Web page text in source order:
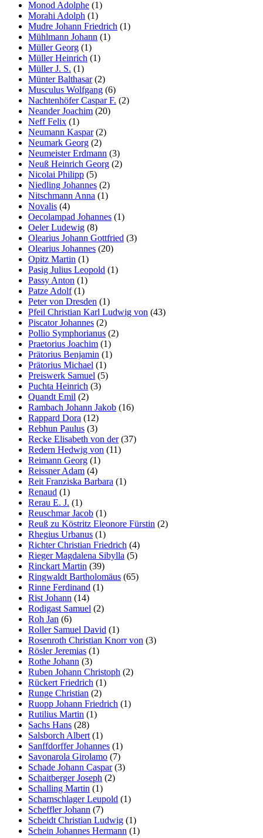
Monod Adolphe (1)
Morahi Adolph (1)
Mudre Johann Friedrich (1)
Mühlmann Johann (1)
Müller Georg (1)
Müller Heinrich (1)
Müller J. S. (1)
Münter Balthasar(2)
Musculus Wolfgang (6)
Nachtenhöfer Caspar F. (2)
Neander Joachim (20)
Neff Felix (1)
Neumann Kaspar(2)
Neumark Georg (2)
Neumeister Erdmann (3)
Neuß Heinrich Georg (2)
Nicolai Philipp (5)
Niedling Johannes (2)
Nitschmann Anna (1)
Novalis (4)
Oecolampad Johannes (1)
Oeler Ludewig (8)
Olearius Johann Gottfried (3)
Olearius Johannes (20)
Opitz Martin (1)
Pasig Julius Leopold (1)
Passy Anton (1)
Patze Adolf(1)
Peter von Dresden (1)
Pfeil Christian Karl Ludwig von (43)
Piscator Johannes (2)
Pollio Symphorianus (2)
Praetorius Joachim (1)
Prätorius Benjamin (1)
Prätorius Michael (1)
Preiswerk Samuel (5)
Puchta Heinrich (3)
Quandt Emil (2)
Rambach Johann Jakob (16)
Rappard Dora (12)
Rebhun Paulus (3)
Recke Elisabeth von der(37)
Redern Hedwig von (11)
Reimann Georg (1)
Reissner Adam (4)
Reit Franziska Barbara (1)
Renaud (1)
Rerau E. J. (1)
Reuschmar Jacob (1)
Reuß zu Köstritz Eleonore Fürstin (2)
Rhegius Urbanus (1)
Richter Christian Friedrich (4)
Rieger Magdalena Sibylla (5)
Rinckart Martin (39)
Ringwaldt Bartholomäus (65)
Rinne Ferdinand (1)
Rist Johann (14)
Rodigast Samuel (2)
Roh Jan (6)
Roller Samuel David (1)
Rosenroth Christian Knorr von (3)
Rösler Jeremias (1)
Rothe Johann (3)
Ruben Johann Christoph (2)
Rückert Friedrich (1)
Runge Christian (2)
Ruopp Johann Friedrich (1)
Rutilius Martin (1)
Sachs Hans (28)
Salsborch Albert (1)
Sanffdorffer Johannes (1)
Savonarola Girolamo (7)
Schade Johann Caspar(3)
Schaitberger Joseph (2)
Schalling Martin (1)
Scharnschlager Leupold (1)
Scheffler Johann (7)
Scheidt Christian Ludwig (1)
Schein Johannes Hermann (1)